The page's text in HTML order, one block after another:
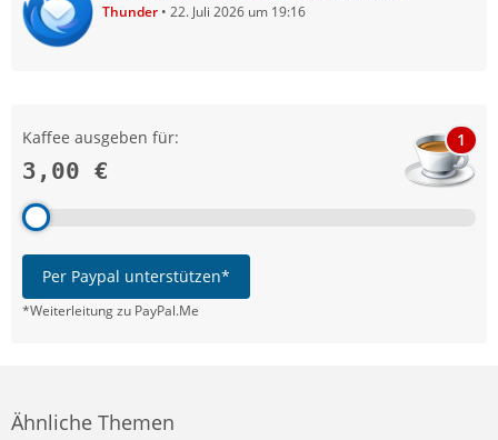
Thunder 22. Juli 2026 um 19:16
Kaffee ausgeben für:
3,00 €
1
Per Paypal unterstützen*
*Weiterleitung zu PayPal.Me
Ähnliche Themen